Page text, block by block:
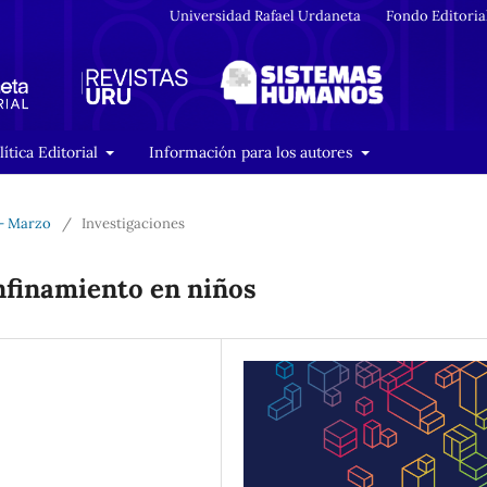
Editorial Información para los autores
Universidad Rafael Urdaneta Fondo
Marzo / Investigaciones
en niños